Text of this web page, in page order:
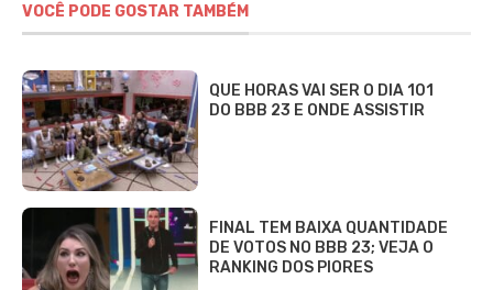
VOCÊ PODE GOSTAR TAMBÉM
QUE HORAS VAI SER O DIA 101
DO BBB 23 E ONDE ASSISTIR
FINAL TEM BAIXA QUANTIDADE
DE VOTOS NO BBB 23; VEJA O
RANKING DOS PIORES